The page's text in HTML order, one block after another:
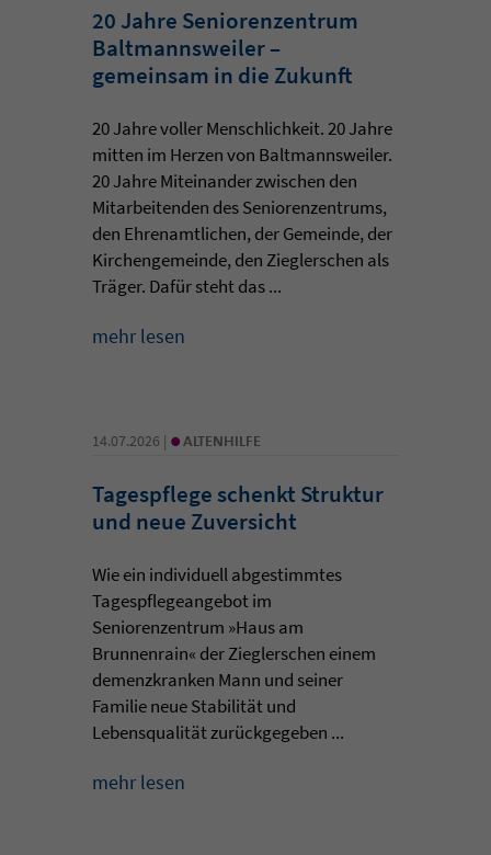
20 Jahre Seniorenzentrum
Baltmannsweiler –
gemeinsam in die Zukunft
20 Jahre voller Menschlichkeit. 20 Jahre
mitten im Herzen von Baltmannsweiler.
20 Jahre Miteinander zwischen den
Mitarbeitenden des Seniorenzentrums,
den Ehrenamtlichen, der Gemeinde, der
Kirchengemeinde, den Zieglerschen als
Träger. Dafür steht das ...
mehr lesen
14.07.2026 | • ALTENHILFE
Tagespflege schenkt Struktur
und neue Zuversicht
Wie ein individuell abgestimmtes
Tagespflegeangebot im
Seniorenzentrum »Haus am
Brunnenrain« der Zieglerschen einem
demenzkranken Mann und seiner
Familie neue Stabilität und
Lebensqualität zurückgegeben ...
mehr lesen